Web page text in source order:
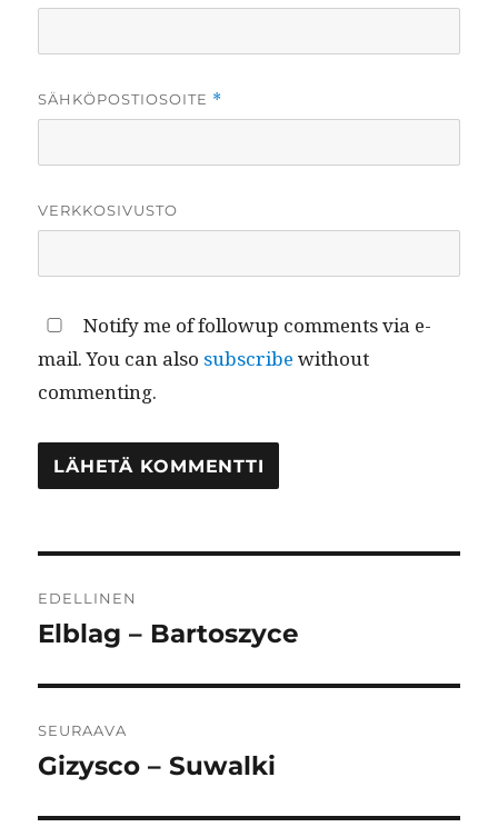
SÄHKÖPOSTIOSOITE *
VERKKOSIVUSTO
Notify me of followup comments via e-
mail. You can also subscribe without
commenting.
selaus
EDELLINEN
Edellinen
Elblag – Bartoszyce
SEURAAVA
Seuraava
Gizysco – Suwalki